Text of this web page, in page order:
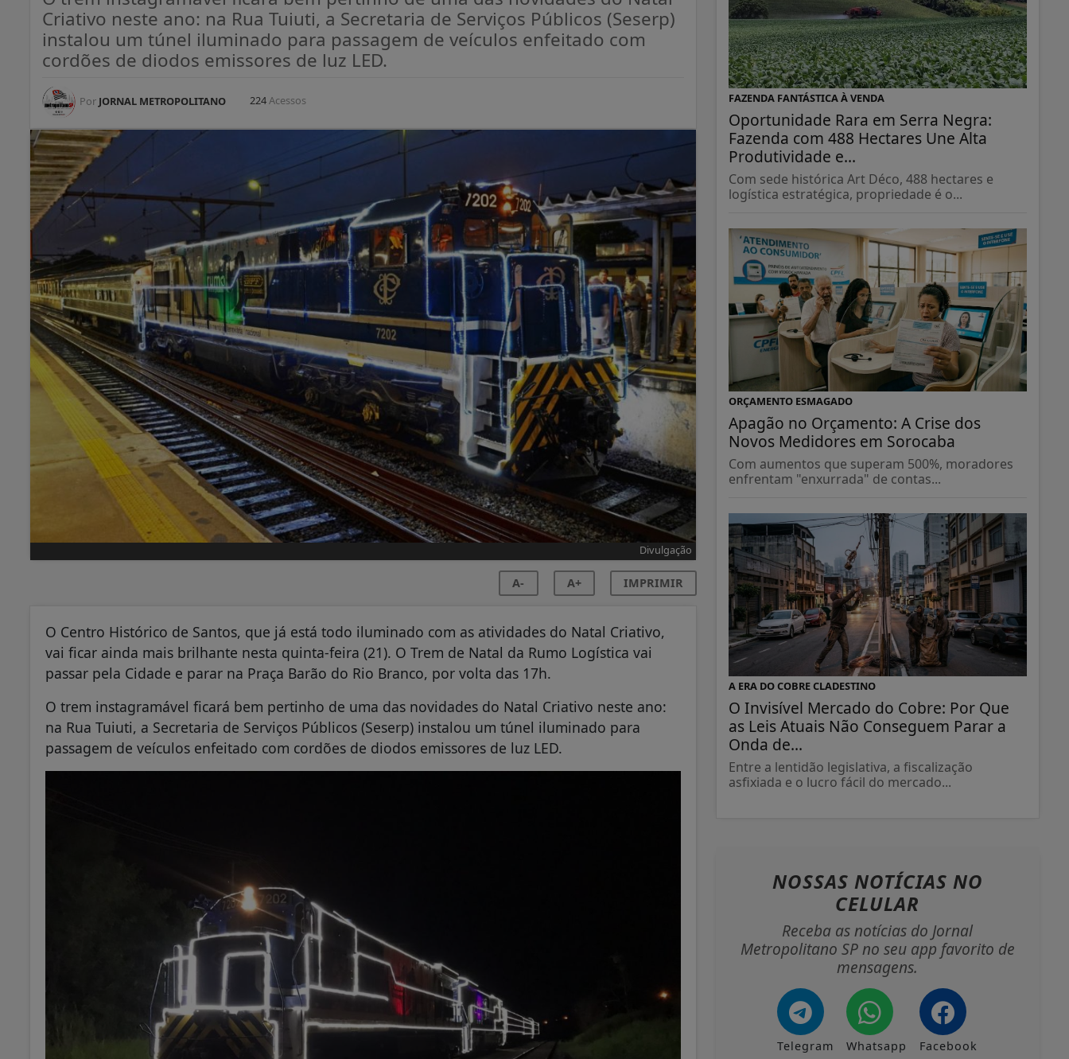
Criativo neste ano: na Rua Tuiuti, a Secretaria de Serviços Públicos (Seserp)
instalou um túnel iluminado para passagem de veículos enfeitado com
cordões de diodos emissores de luz LED.
Por JORNAL METROPOLITANO 224Acessos
Divulgação
A- A+ IMPRIMIR
O Centro Histórico de Santos, que já está todo iluminado com as atividades do Natal Criativo,
vai ficar ainda mais brilhante nesta quinta-feira (21). O Trem de Natal da Rumo Logística vai
passar pela Cidade e parar na Praça Barão do Rio Branco, por volta das 17h.
O trem instagramável ficará bem pertinho de uma das novidades do Natal Criativo neste ano:
na Rua Tuiuti, a Secretaria de Serviços Públicos (Seserp) instalou um túnel iluminado para
passagem de veículos enfeitado com cordões de diodos emissores de luz LED.
FAZENDA FANTÁSTICA À VENDA
Oportunidade Rara em Serra Negra:
Fazenda com 488 Hectares Une Alta
Produtividade e...
Com sede histórica Art Déco, 488 hectares e
logística estratégica, propriedade é o...
ORÇAMENTO ESMAGADO
Apagão no Orçamento: A Crise dos
Novos Medidores em Sorocaba
Com aumentos que superam 500%, moradores
enfrentam "enxurrada" de contas...
A ERA DO COBRE CLADESTINO
O Invisível Mercado do Cobre: Por Que
as Leis Atuais Não Conseguem Parar a
Onda de...
Entre a lentidão legislativa, a fiscalização
asfixiada e o lucro fácil do mercado...
NOSSAS NOTÍCIAS NO
CELULAR
Receba as notícias do Jornal
Metropolitano SP no seu app favorito de
mensagens.
Telegram Whatsapp Facebook